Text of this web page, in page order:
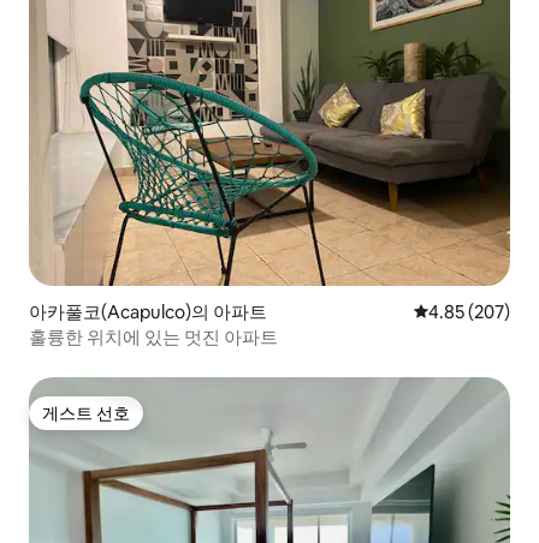
아카풀코(Acapulco)의 아파트 평점 4.85점(5
4.85 (207)
훌륭한 위치에 있는 멋진 아파트
게스트 선호
게스트 선호